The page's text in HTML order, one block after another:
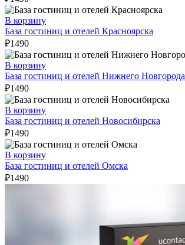
В корзину
База гостиниц и отелей Красноярска
₽1490
В корзину
База гостиниц и отелей Нижнего Новгорода
₽1490
В корзину
База гостиниц и отелей Новосибирска
₽1490
В корзину
База гостиниц и отелей Омска
₽1490